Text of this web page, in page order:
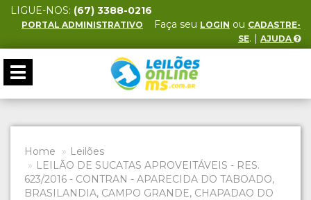
LIGUE-NOS: (67) 3388-0216
PORTAL ADMINISTRATIVO Faça seu LOGIN ou CADASTRE-
SE. | AJUDA
Toggle
navigation
Home
Leilões
LEILÃO DE SUCATAS APROVEITÁVEIS - RES.
623/2016 - CONTRAN - APARECIDA DO TABOADO,
BRASILANDIA, CAMPO GRANDE, CHAPADAO DO